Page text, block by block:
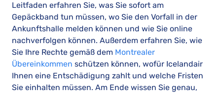
Leitfaden erfahren Sie, was Sie sofort am
Gepäckband tun müssen, wo Sie den Vorfall in der
Ankunftshalle melden können und wie Sie online
nachverfolgen können. Außerdem erfahren Sie, wie
Sie Ihre Rechte gemäß dem Montrealer
Übereinkommen schützen können, wofür Icelandair
Ihnen eine Entschädigung zahlt und welche Fristen
Sie einhalten müssen. Am Ende wissen Sie genau,